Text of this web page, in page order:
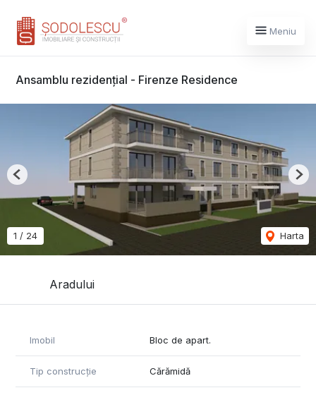
Meniu
Ansamblu rezidențial - Firenze Residence
Aradului
1 / 24 Harta
Previous
Imobil Bloc de apart.
Tip construcție Cărămidă